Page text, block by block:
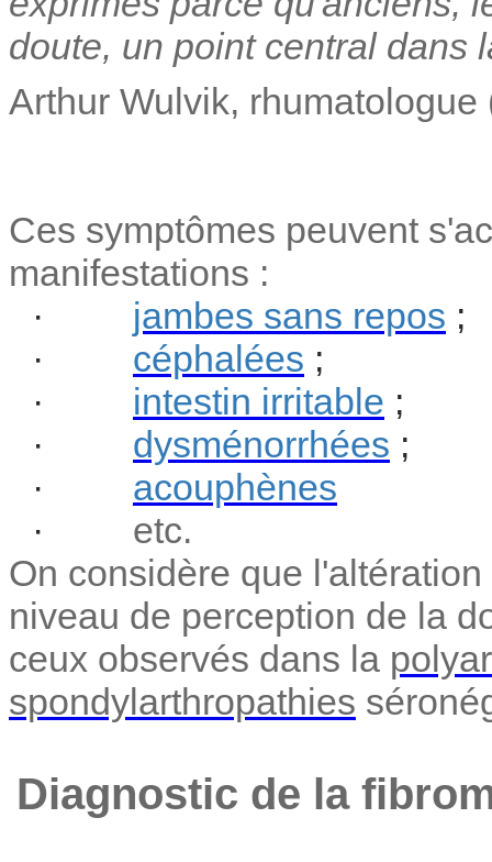
doute, un point central dans
Arthur Wulvik, rhumatologue
Ces symptômes peuvent
manifestations :
·
jambes sans repos ;
·
céphalées ;
·
intestin irritable ;
·
dysménorrhées ;
·
acouphènes
·
etc.
On considère que
niveau de perception de la
ceux observés dans la
spondylarthropathies
Diagnostic de la